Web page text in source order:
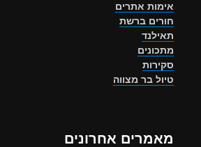
אימות אתרים
חורים ברשת
תאילנד
מתכונים
סקירות
טיול בר מצווה
מאמרים אחרונים